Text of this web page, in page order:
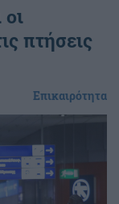
πτήσεις
Επικαιρότητα